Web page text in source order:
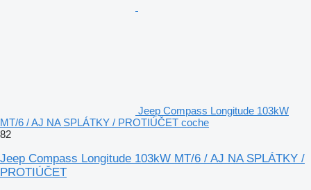
Jeep Compass Longitude 103kW
MT/6 / AJ NA SPLÁTKY / PROTIÚČET coche
82
Jeep Compass Longitude 103kW MT/6 / AJ NA SPLÁTKY /
PROTIÚČET